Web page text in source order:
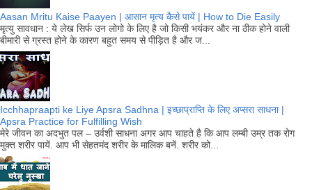
Aasan Mritu Kaise Paayen | आसान मृत्य कैसे पायें | How to Die Easily
मृत्यु सावधान : ये लेख सिर्फ उन लोगो के लिए है जो किसी भयंकर और ना ठीक होने वाली
बीमारी से ग्रस्त होने के कारण बहुत समय से पीड़ित है और ज...
Icchhapraapti ke Liye Apsra Sadhna | इच्छाप्राप्ति के लिए अप्सरा साधना |
Apsra Practice for Fulfilling Wish
मेरे जीवन का अदभुत पल – उर्वशी साधना अगर आप चाहते है कि आप लम्बी उम्र तक रोग
मुक्त शरीर पायें. आप भी सेहतमंद शरीर के मालिक बनें. शरीर को...